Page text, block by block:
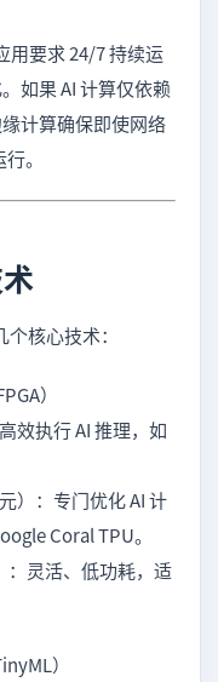
用要求 24/7 持续运
如果 AI 计算仅依赖
计算确保即使网络
。
核心技术：
）
效执行 AI 推理，如
）：专门优化 AI 计
Coral TPU。
：灵活、低功耗，适
）